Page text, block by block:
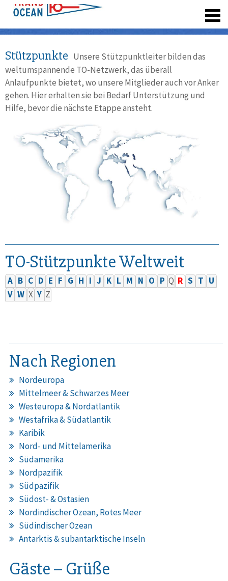
Stützpunkte Unsere Stützpunktleiter bilden das
weltumspannende TO-Netzwerk, das überall
Anlaufpunkte bietet, wo unsere Mitglieder auch vor Anker
gehen. Hier erhalten sie bei Bedarf Unterstützung und
Hilfe, bevor die nächste Etappe ansteht.
TO-Stützpunkte Weltweit
A B C D E F G H I J K L M N O P Q R S T U
V W X Y Z
Nach Regionen
Nordeuropa
Mittelmeer & Schwarzes Meer
Westeuropa & Nordatlantik
Westafrika & Südatlantik
Karibik
Nord- und Mittelamerika
Südamerika
Nordpazifik
Südpazifik
Südost- & Ostasien
Nordindischer Ozean, Rotes Meer
Südindischer Ozean
Antarktis & subantarktische Inseln
Gäste – Grüße